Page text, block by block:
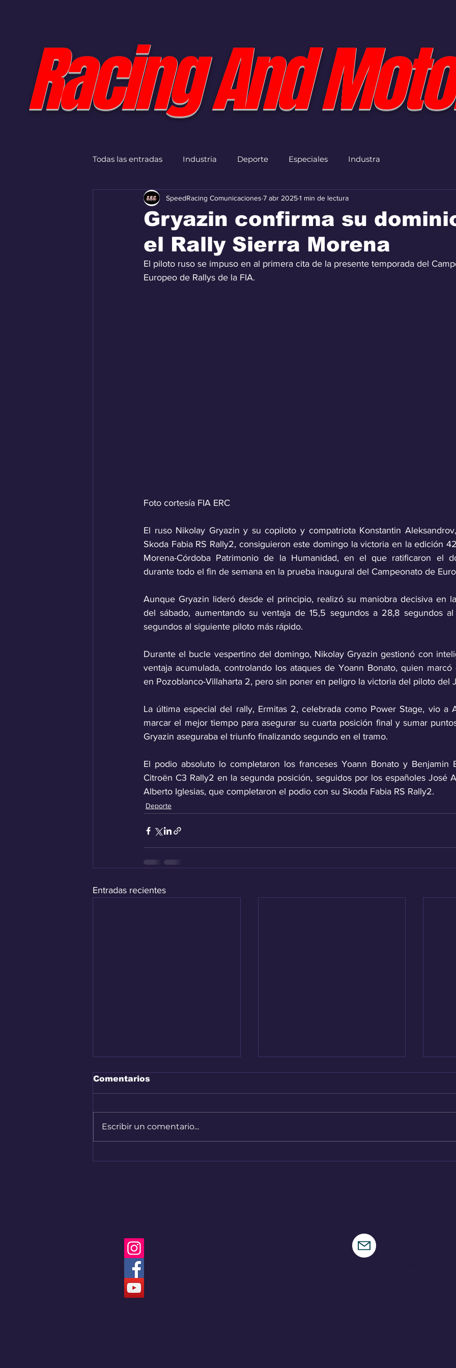
Racing And
Todas las entradas Industria Deporte Especiales Industra
Gryazin confirma su
el Rally Sierra Morena
SpeedRacing Comunicaciones 7 abr 20251 min de lectura
El piloto ruso se impuso en al primera cita de la presente temporada del
Europeo de Rallys de la FIA.
Foto cortesía FIA ERC
El ruso Nikolay Gryazin y su copiloto y compatriota Konstantin
Skoda Fabia RS Rally2, consiguieron este domingo la victoria en la edición
Morena-Córdoba Patrimonio de la Humanidad, en el que ratificaron el
durante todo el fin de semana en la prueba inaugural del Campeonato de
Aunque Gryazin lideró desde el principio, realizó su maniobra decisiva en
del sábado, aumentando su ventaja de 15,5 segundos a 28,8 segundos al
segundos al siguiente piloto más rápido.
Durante el bucle vespertino del domingo, Nikolay Gryazin gestionó con
ventaja acumulada, controlando los ataques de Yoann Bonato, quien
en Pozoblanco-Villaharta 2, pero sin poner en peligro la victoria del piloto del
La última especial del rally, Ermitas 2, celebrada como Power Stage, vio a
marcar el mejor tiempo para asegurar su cuarta posición final y sumar
Gryazin aseguraba el triunfo finalizando segundo en el tramo.
El podio absoluto lo completaron los franceses Yoann Bonato y Benjamin
Citroën C3 Rally2 en la segunda posición, seguidos por los españoles José
Alberto Iglesias, que completaron el podio con su Skoda Fabia RS Rally2.
Deporte
Entradas recientes
Comentarios
Escribir un comentario...